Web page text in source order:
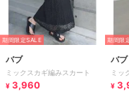
期間限定SALE
バブ
ミックスカギ編みスカート
¥ 3,960
期間限
バブ
ミッ
¥